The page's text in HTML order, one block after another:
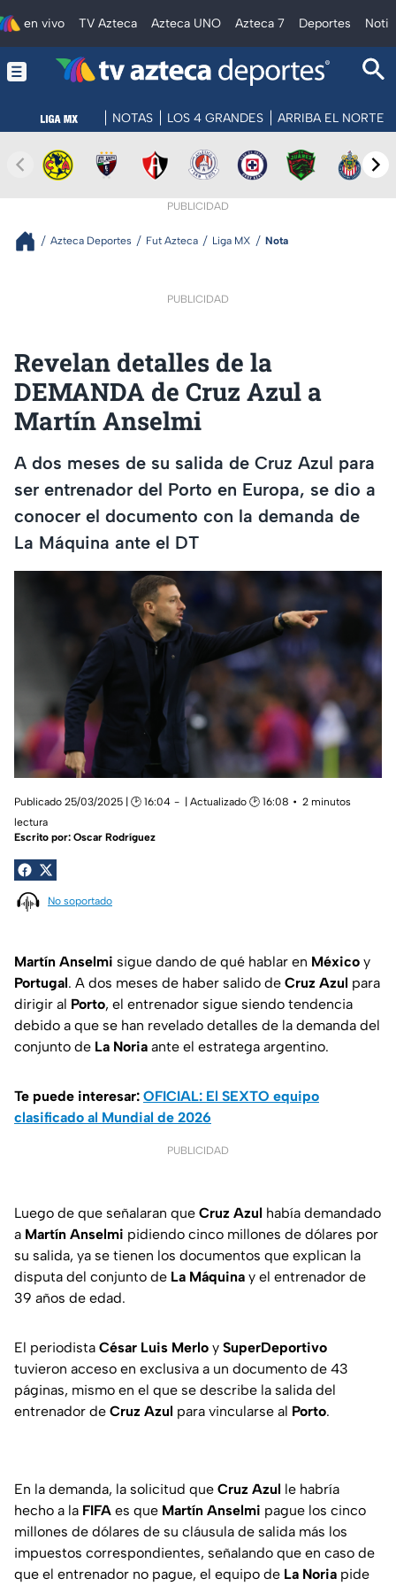
en vivo TV Azteca Azteca UNO Azteca 7 Deportes
NOTAS LOS 4 GRANDES ARRIBA EL NORTE
PUBLICIDAD
Azteca Deportes Fut Azteca Liga MX Nota
PUBLICIDAD
Revelan detalles de la
DEMANDA de Cruz Azul a
Martín Anselmi
A dos meses de su salida de Cruz Azul para
ser entrenador del Porto en Europa, se dio a
conocer el documento con la demanda de
La Máquina ante el DT
Publicado 25/03/2025 | 🕑 16:04 | Actualizado 🕑 16:08
2 minutos
lectura
Escrito por: Oscar Rodríguez
No soportado
Martín Anselmi sigue dando de qué hablar en México y
Portugal. A dos meses de haber salido de Cruz Azul para
dirigir al Porto, el entrenador sigue siendo tendencia
debido a que se han revelado detalles de la demanda del
conjunto de La Noria ante el estratega argentino.
Te puede interesar: OFICIAL: El SEXTO equipo
clasificado al Mundial de 2026
PUBLICIDAD
Luego de que señalaran que Cruz Azul había demandado
a Martín Anselmi pidiendo cinco millones de dólares por
su salida, ya se tienen los documentos que explican la
disputa del conjunto de La Máquina y el entrenador de
39 años de edad.
El periodista César Luis Merlo y SuperDeportivo
tuvieron acceso en exclusiva a un documento de 43
páginas, mismo en el que se describe la salida del
entrenador de Cruz Azul para vincularse al Porto.
En la demanda, la solicitud que Cruz Azul le habría
hecho a la FIFA es que Martín Anselmi pague los cinco
millones de dólares de su cláusula de salida más los
impuestos correspondientes, señalando que en caso de
que el entrenador no pague, el equipo de La Noria pide